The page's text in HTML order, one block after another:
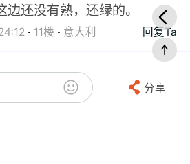
边还没有熟，还绿的。
11楼 意大利 回复Ta
分享